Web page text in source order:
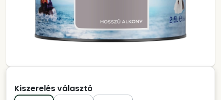
Kiszerelés választó